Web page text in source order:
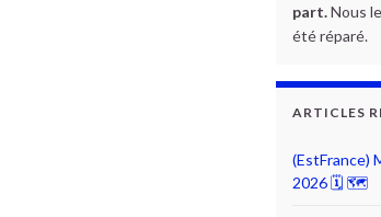
part.Nous
été réparé.
ARTICLES
(EstFrance)
2026 🗓 🗺